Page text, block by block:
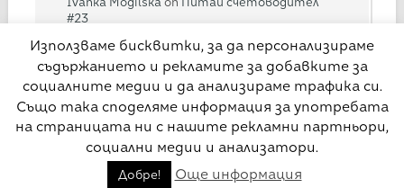
#23
ДаринаonПитай счетоводител #23
Ivanka Mogilska onПитай счетоводител
#28
© Свободна практика
Използваме бисквитки, за да персонализираме
съдържанието и рекламите за добавките за
социалните медии и да анализираме трафика си.
Също така споделяме информация за употребата
на страницата ни с нашите рекламни партньори,
социални медии и анализатори.
Добре! Още информация